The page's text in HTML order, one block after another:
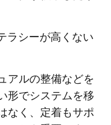
ラシーが高くない
アルの整備などを
形でシステムを移
なく、定着もサポ